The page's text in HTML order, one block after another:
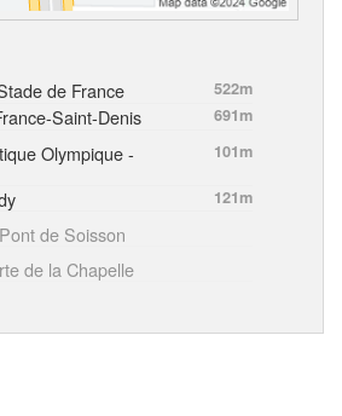
de France
522m
Saint-Denis
691m
Olympique -
101m
121m
de Soisson
de la Chapelle